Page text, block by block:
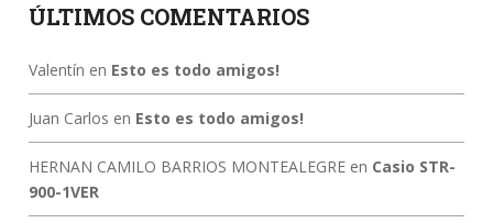
ÚLTIMOS COMENTARIOS
Valentín en Esto es todo amigos!
Juan Carlos en Esto es todo amigos!
HERNAN CAMILO BARRIOS MONTEALEGREen Casio STR-
900-1VER